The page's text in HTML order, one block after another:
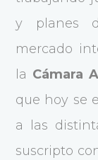
y planes
mercado
la Cámara
que hoy se
a las
suscripto